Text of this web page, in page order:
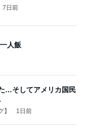
…そしてアメリカ国民
ジュース